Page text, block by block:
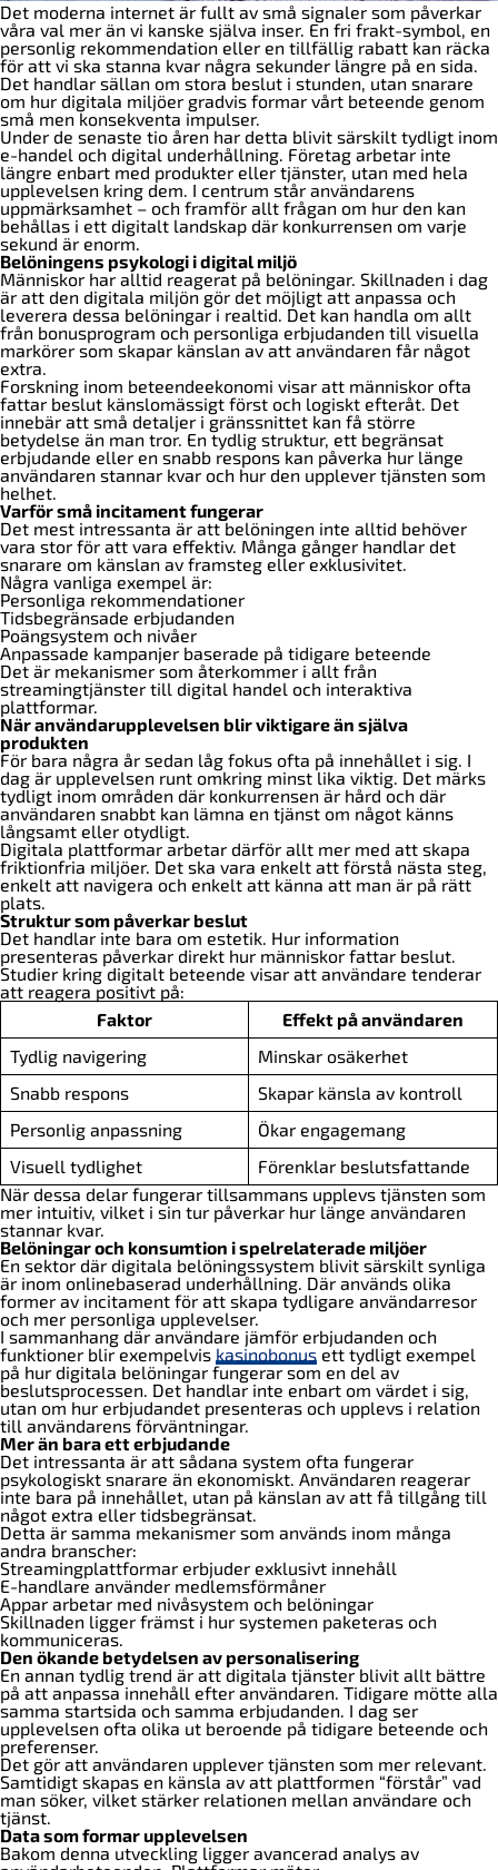
Det moderna internet är fullt av små signaler som påverkar
våra val mer än vi kanske själva inser. En fri frakt-symbol, en
personlig rekommendation eller en tillfällig rabatt kan räcka
för att vi ska stanna kvar några sekunder längre på en sida.
Det handlar sällan om stora beslut i stunden, utan snarare
om hur digitala miljöer gradvis formar vårt beteende genom
små men konsekventa impulser.
Under de senaste tio åren har detta blivit särskilt tydligt inom
e-handel och digital underhållning. Företag arbetar inte
längre enbart med produkter eller tjänster, utan med hela
upplevelsen kring dem. I centrum står användarens
uppmärksamhet – och framför allt frågan om hur den kan
behållas i ett digitalt landskap där konkurrensen om varje
sekund är enorm.
Belöningens psykologi i digital miljö
Människor har alltid reagerat på belöningar. Skillnaden i dag
är att den digitala miljön gör det möjligt att anpassa och
leverera dessa belöningar i realtid. Det kan handla om allt
från bonusprogram och personliga erbjudanden till visuella
markörer som skapar känslan av att användaren får något
extra.
Forskning inom beteendeekonomi visar att människor ofta
fattar beslut känslomässigt först och logiskt efteråt. Det
innebär att små detaljer i gränssnittet kan få större
betydelse än man tror. En tydlig struktur, ett begränsat
erbjudande eller en snabb respons kan påverka hur länge
användaren stannar kvar och hur den upplever tjänsten som
helhet.
Varför små incitament fungerar
Det mest intressanta är att belöningen inte alltid behöver
vara stor för att vara effektiv. Många gånger handlar det
snarare om känslan av framsteg eller exklusivitet.
Några vanliga exempel är:
Personliga rekommendationer
Tidsbegränsade erbjudanden
Poängsystem och nivåer
Anpassade kampanjer baserade på tidigare beteende
Det är mekanismer som återkommer i allt från
streamingtjänster till digital handel och interaktiva
plattformar.
När användarupplevelsen blir viktigare än själva
produkten
För bara några år sedan låg fokus ofta på innehållet i sig. I
dag är upplevelsen runt omkring minst lika viktig. Det märks
tydligt inom områden där konkurrensen är hård och där
användaren snabbt kan lämna en tjänst om något känns
långsamt eller otydligt.
Digitala plattformar arbetar därför allt mer med att skapa
friktionfria miljöer. Det ska vara enkelt att förstå nästa steg,
enkelt att navigera och enkelt att känna att man är på rätt
plats.
Struktur som påverkar beslut
Det handlar inte bara om estetik. Hur information
presenteras påverkar direkt hur människor fattar beslut.
Studier kring digitalt beteende visar att användare tenderar
att reagera positivt på:
Faktor
Effekt på användaren
Tydlig navigering
Minskar osäkerhet
Snabb respons
Skapar känsla av kontroll
Personlig anpassning
Ökar engagemang
Visuell tydlighet
Förenklar beslutsfattande
När dessa delar fungerar tillsammans upplevs tjänsten som
mer intuitiv, vilket i sin tur påverkar hur länge användaren
stannar kvar.
Belöningar och konsumtion i spelrelaterade miljöer
En sektor där digitala belöningssystem blivit särskilt synliga
är inom onlinebaserad underhållning. Där används olika
former av incitament för att skapa tydligare användarresor
och mer personliga upplevelser.
I sammanhang där användare jämför erbjudanden och
funktioner blir exempelvis kasinobonus ett tydligt exempel
på hur digitala belöningar fungerar som en del av
beslutsprocessen. Det handlar inte enbart om värdet i sig,
utan om hur erbjudandet presenteras och upplevs i relation
till användarens förväntningar.
Mer än bara ett erbjudande
Det intressanta är att sådana system ofta fungerar
psykologiskt snarare än ekonomiskt. Användaren reagerar
inte bara på innehållet, utan på känslan av att få tillgång till
något extra eller tidsbegränsat.
Detta är samma mekanismer som används inom många
andra branscher:
Streamingplattformar erbjuder exklusivt innehåll
E-handlare använder medlemsförmåner
Appar arbetar med nivåsystem och belöningar
Skillnaden ligger främst i hur systemen paketeras och
kommuniceras.
Den ökande betydelsen av personalisering
En annan tydlig trend är att digitala tjänster blivit allt bättre
på att anpassa innehåll efter användaren. Tidigare mötte alla
samma startsida och samma erbjudanden. I dag ser
upplevelsen ofta olika ut beroende på tidigare beteende och
preferenser.
Det gör att användaren upplever tjänsten som mer relevant.
Samtidigt skapas en känsla av att plattformen “förstår” vad
man söker, vilket stärker relationen mellan användare och
tjänst.
Data som formar upplevelsen
Bakom denna utveckling ligger avancerad analys av